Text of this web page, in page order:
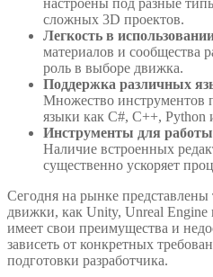
сложных 3D проектов.
Легкость в
материалов и сообщества
роль в выборе движка.
Поддержка различных
Множество инструментов
языки как C#, C++, Python
Инструменты для
Наличие встроенных
существенно ускоряет
Сегодня на рынке
движки, как Unity, Unreal
имеет свои преимущества и
зависеть от конкретных
подготовки разработчика.